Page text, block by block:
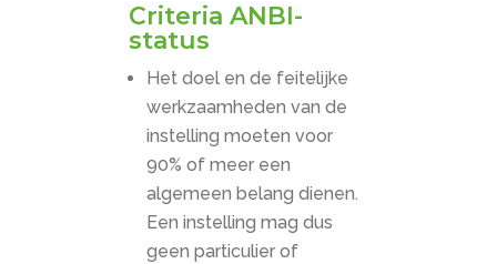
Criteria ANBI-
status
Het doel en de feitelijke
werkzaamheden van de
instelling moeten voor
90% of meer een
algemeen belang dienen.
Een instelling mag dus
geen particulier of